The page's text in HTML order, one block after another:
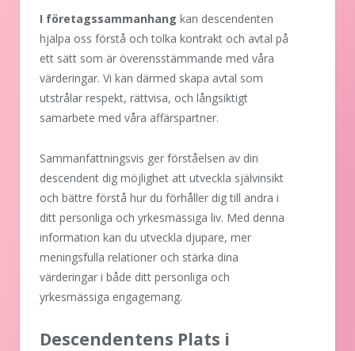
I företagssammanhang kan descendenten
hjälpa oss förstå och tolka kontrakt och avtal på
ett sätt som är överensstämmande med våra
värderingar. Vi kan därmed skapa avtal som
utstrålar respekt, rättvisa, och långsiktigt
samarbete med våra affärspartner.
Sammanfattningsvis ger förståelsen av din
descendent dig möjlighet att utveckla självinsikt
och bättre förstå hur du förhåller dig till andra i
ditt personliga och yrkesmässiga liv. Med denna
information kan du utveckla djupare, mer
meningsfulla relationer och stärka dina
värderingar i både ditt personliga och
yrkesmässiga engagemang.
Descendentens Plats i